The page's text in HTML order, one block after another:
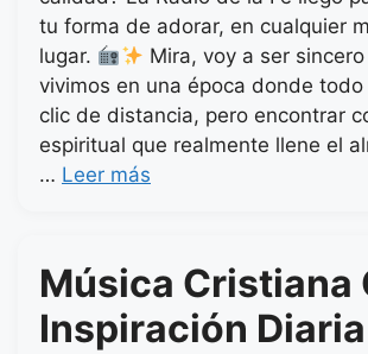
tu forma de adorar, en cualquier
lugar.
Mira, voy a ser
vivimos en una época donde
clic de distancia, pero encontrar
espiritual que realmente llene el
… Leer más
Música Cristiana
Inspiración Diaria